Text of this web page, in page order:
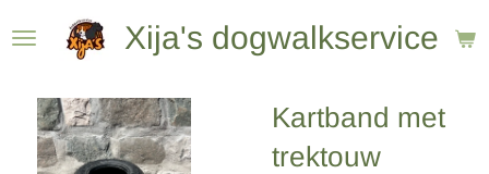
hoofdinhoud
Xija's dogwalkservice
Kartband met
trektouw